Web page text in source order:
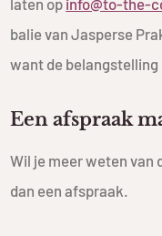
laten op info@to-the-
balie van Jasperse
want de belangstelling
Een afspraak
Wil je meer weten van
dan een afspraak.